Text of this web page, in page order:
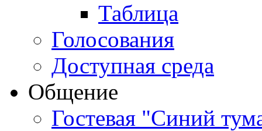
Таблица
Голосования
Доступная среда
Общение
Гостевая "Синий